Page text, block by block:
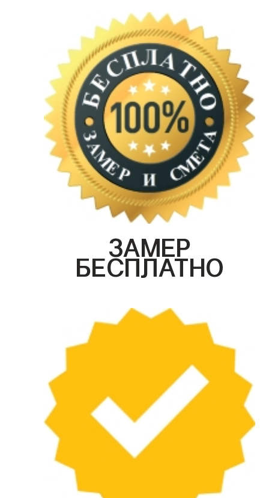
ЗАМЕР
БЕСПЛАТНО